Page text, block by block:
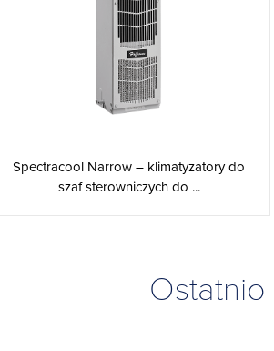
Spectracool Narrow – klimatyzatory do
szaf sterowniczych do ...
Ostatnio